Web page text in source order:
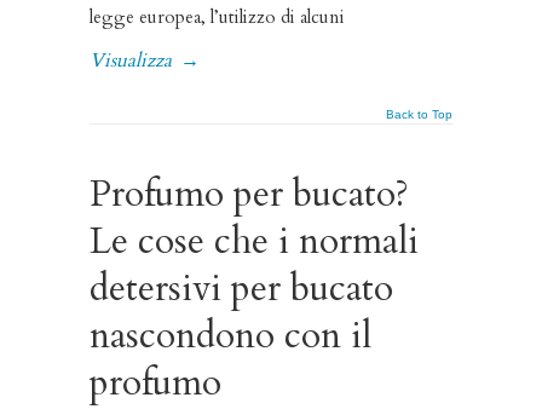
legge europea, l’utilizzo di alcuni
Visualizza →
Back to Top
Profumo per bucato?
Le cose che i normali
detersivi per bucato
nascondono con il
profumo